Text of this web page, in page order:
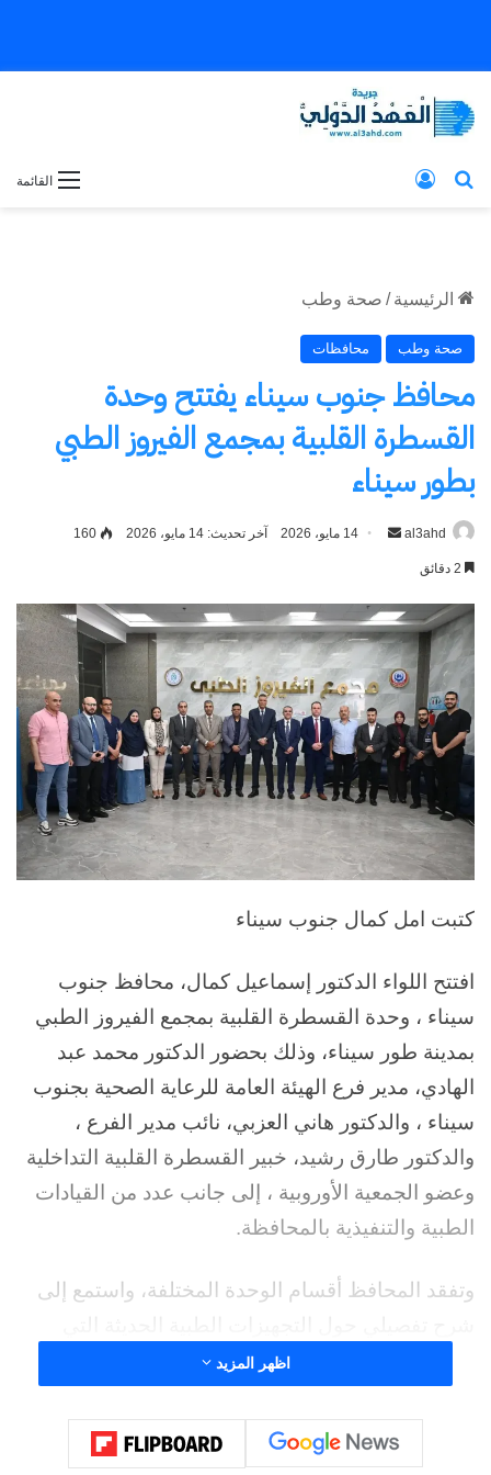
القائمة بحث عن
الرئيسية / صحة وطب
صحة وطب محافظات
محافظ جنوب سيناء يفتتح وحدة
القسطرة القلبية بمجمع الفيروز الطبي
بطور سيناء
al3ahd
أرسل14 مايو، 2026 آخر تحديث: 14 مايو، 2026 160
كتبت امل كمال جنوب سيناء
افتتح اللواء الدكتور إسماعيل كمال، محافظ جنوب
سيناء ، وحدة القسطرة القلبية بمجمع الفيروز الطبي
بمدينة طور سيناء، وذلك بحضور الدكتور محمد عبد
الهادي، مدير فرع الهيئة العامة للرعاية الصحية بجنوب
سيناء ، والدكتور هاني العزبي، نائب مدير الفرع ،
والدكتور طارق رشيد، خبير القسطرة القلبية التداخلية
وعضو الجمعية الأوروبية ، إلى جانب عدد من القيادات
الطبية والتنفيذية بالمحافظة.
وتفقد المحافظ أقسام الوحدة المختلفة، واستمع إلى
تضمها وحدة القسطرة القلبية، والتي تمثل إضافة
التأمين الصحي الشامل، بما يسهم في تقليل الحاجة
لتحويل المرضى خارج المحافظة وتوفير الرعاية الطبية
اظهر المزيد